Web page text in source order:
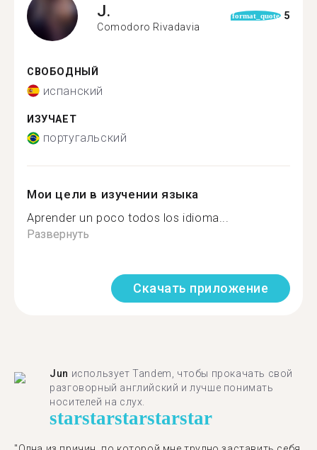
J.
Comodoro Rivadavia
format_quote 5
СВОБОДНЫЙ
испанский
ИЗУЧАЕТ
португальский
Мои цели в изучении языка
Aprender un poco todos los idioma...
Развернуть
Скачать приложение
Jun использует Tandem, чтобы прокачать свой
разговорный английский и лучше понимать
носителей на слух.
starstarstarstarstar